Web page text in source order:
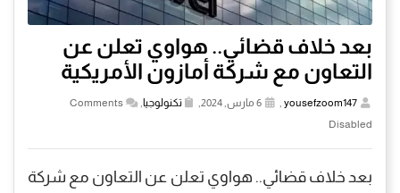
بعد خلاف قضائي.. هواوي تعلن عن
التعاون مع شركة أمازون الأمريكية
yousefzoom147
, تكنولوجيا,
Comments
Disabled
بعد خلاف قضائي.. هواوي تعلن عن التعاون مع شركة